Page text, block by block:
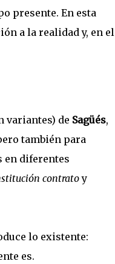
presente. En esta
a la realidad y, en el
variantes) de Sagüés,
también para
en diferentes
contratoy
lo existente:
es.